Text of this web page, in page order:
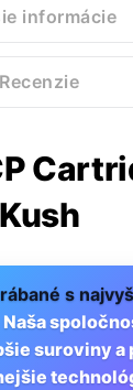
informácie
Recenzie
Kush
s
Naša
suroviny a